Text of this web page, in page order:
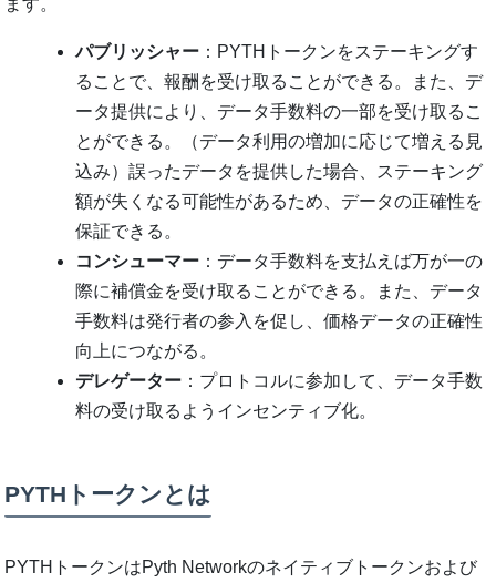
パブリッシャー ：PYTHトークンをステーキングす
ることで、報酬を受け取ることができる。また、デ
ータ提供により、データ手数料の一部を受け取るこ
とができる。（データ利用の増加に応じて増える見
込み）誤ったデータを提供した場合、ステーキング
額が失くなる可能性があるため、データの正確性を
保証できる。
コンシューマー ：データ手数料を支払えば万が一の
際に補償金を受け取ることができる。また、データ
手数料は発行者の参入を促し、価格データの正確性
向上につながる。
デレゲーター ：プロトコルに参加して、データ手数
料の受け取るようインセンティブ化。
PYTHトークンとは
PYTHトークンはPyth Networkのネイティブトークンおよび